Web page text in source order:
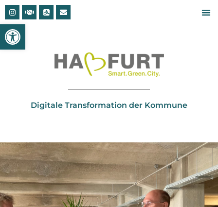
Open toolbar
Digitale Transformation der Kommune